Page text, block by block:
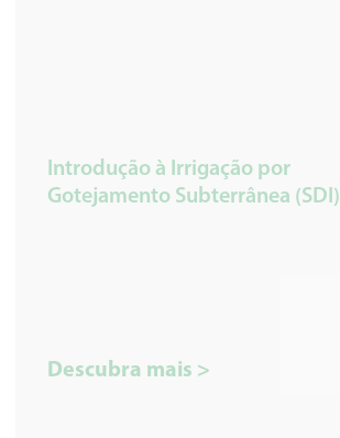
Introdução à Irrigação por
Gotejamento Subterrânea (SDI)
Descubra mais >